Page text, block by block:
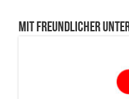
Mit freundlicher